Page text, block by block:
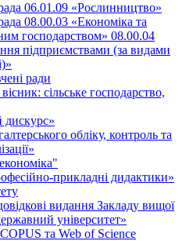
06.01.09 «Рослинництво»
08.00.03 «Економіка та
господарством» 08.00.04
підприємствами (за видами
ради
сільське господарство,
обліку, контроль та
прикладні дидактики»
видання Закладу вищої
університет»
та Web of Science